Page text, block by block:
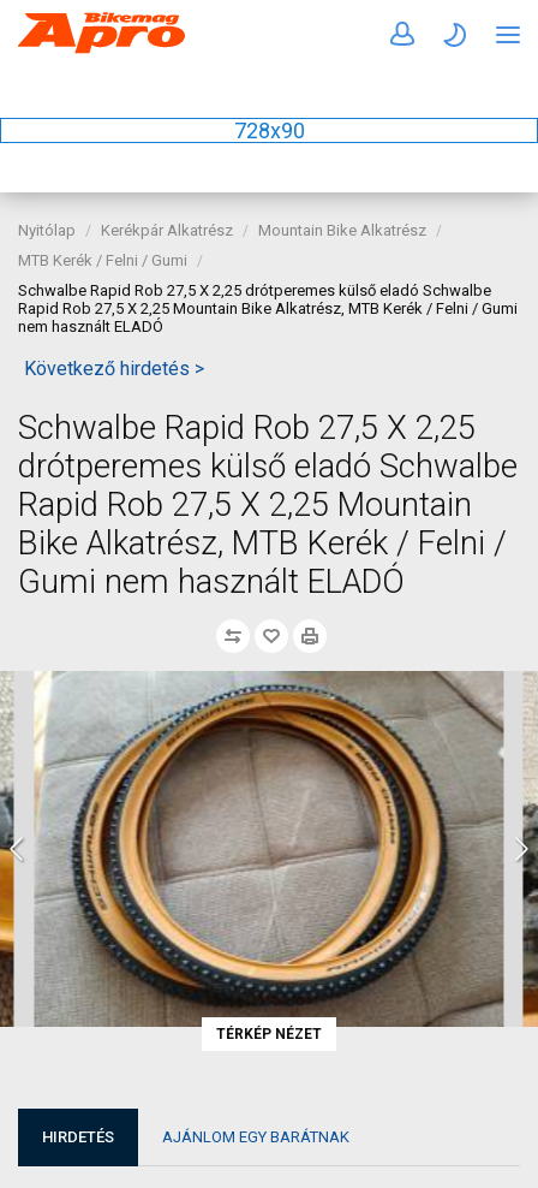
728x90
Nyitólap Kerékpár Alkatrész
Mountain Bike Alkatrész
MTB Kerék / Felni / Gumi
Schwalbe Rapid Rob 27,5 X 2,25 drótperemes külső eladó Schwalbe
Rapid Rob 27,5 X 2,25 Mountain Bike Alkatrész, MTB Kerék / Felni / Gumi
nem használt ELADÓ
Következő hirdetés >
Schwalbe Rapid Rob 27,5 X 2,25
drótperemes külső eladó Schwalbe
Rapid Rob 27,5 X 2,25 Mountain
Bike Alkatrész, MTB Kerék / Felni /
Gumi nem használt ELADÓ
TÉRKÉP NÉZET
HIRDETÉS AJÁNLOM EGY BARÁTNAK